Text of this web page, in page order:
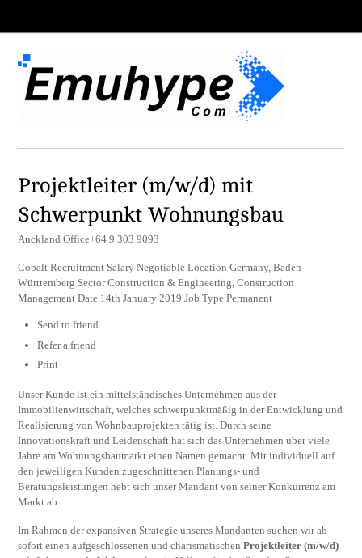
Projektleiter (m/w/d) mit
Schwerpunkt Wohnungsbau
Auckland Office+64 9 303 9093
Cobalt Recruitment Salary Negotiable Location Germany, Baden-
Württemberg Sector Construction & Engineering, Construction
Management Date 14th January 2019 Job Type Permanent
Send to friend
Refer a friend
Print
Unser Kunde ist ein mittelständisches Unternehmen aus der
Immobilienwirtschaft, welches schwerpunktmäßig in der Entwicklung und
Realisierung von Wohnbauprojekten tätig ist. Durch seine
Innovationskraft und Leidenschaft hat sich das Unternehmen über viele
Jahre am Wohnungsbaumarkt einen Namen gemacht. Mit individuell auf
den jeweiligen Kunden zugeschnittenen Planungs- und
Beratungsleistungen hebt sich unser Mandant von seiner Konkurrenz am
Markt ab.
Im Rahmen der expansiven Strategie unseres Mandanten suchen wir ab
sofort einen aufgeschlossenen und charismatischenProjektleiter (m/w/d)